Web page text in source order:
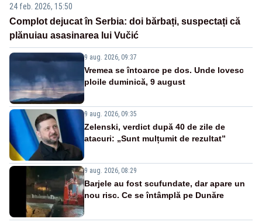
24 feb. 2026, 15:50
Complot dejucat în Serbia: doi bărbați, suspectați că
plănuiau asasinarea lui Vučić
9 aug. 2026, 09:37
Vremea se întoarce pe dos. Unde lovesc
ploile duminică, 9 august
9 aug. 2026, 09:35
Zelenski, verdict după 40 de zile de
atacuri: „Sunt mulțumit de rezultat”
9 aug. 2026, 08:29
Barjele au fost scufundate, dar apare un
nou risc. Ce se întâmplă pe Dunăre